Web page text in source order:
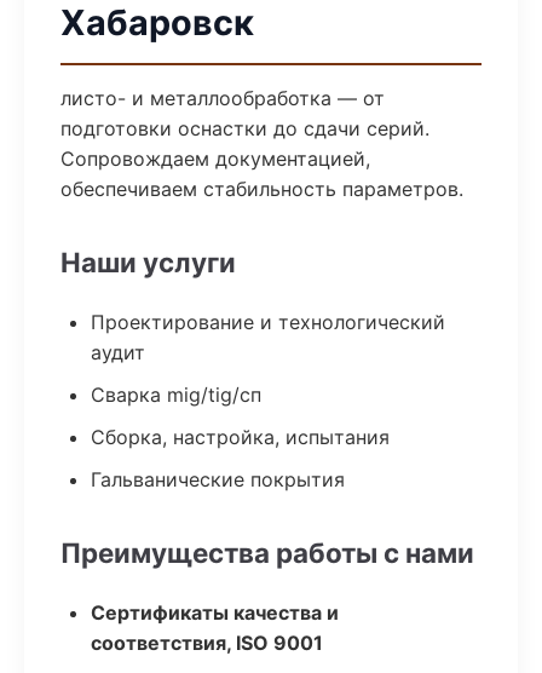
Хабаровск
листо- и металлообработка — от
подготовки оснастки до сдачи серий.
Сопровождаем документацией,
обеспечиваем стабильность параметров.
Наши услуги
Проектирование и технологический
аудит
Сварка mig/tig/сп
Сборка, настройка, испытания
Гальванические покрытия
Преимущества работы с нами
Сертификаты качества и
соответствия, ISO 9001